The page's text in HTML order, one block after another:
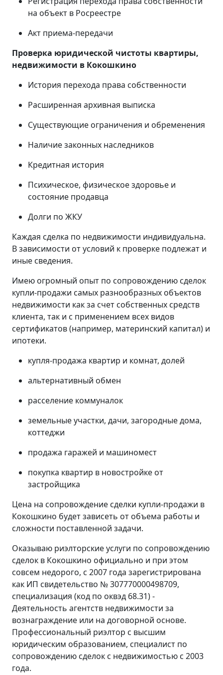
на объект в Росреестре
Акт приема-передачи
Проверка юридической чистоты квартиры,
недвижимости в Кокошкино
История перехода права собственности
Расширенная архивная выписка
Существующие ограничения и обременения
Наличие законных наследников
Кредитная история
Психическое, физическое здоровье и
состояние продавца
Долги по ЖКУ
Каждая сделка по недвижимости индивидуальна.
В зависимости от условий к проверке подлежат и
иные сведения.
Имею огромный опыт по сопровождению сделок
купли-продажи самых разнообразных объектов
недвижимости как за счет собственных средств
клиента, так и с применением всех видов
сертификатов (например, материнский капитал) и
ипотеки.
купля-продажа квартир и комнат, долей
альтернативный обмен
расселение коммуналок
земельные участки, дачи, загородные дома,
коттеджи
продажа гаражей и машиномест
покупка квартир в новостройке от
застройщика
Цена на сопровождение сделки купли-продажи в
Кокошкино будет зависеть от объема работы и
сложности поставленной задачи.
Оказываю риэлторские услуги по сопровождению
сделок в Кокошкино официально и при этом
совсем недорого, с 2007 года зарегистрирована
как ИП свидетельство № 307770000498709,
специализация (код по оквэд 68.31) -
Деятельность агентств недвижимости за
вознаграждение или на договорной основе.
Профессиональный риэлтор с высшим
юридическим образованием, специалист по
сопровождению сделок с недвижимостью с 2003
года.